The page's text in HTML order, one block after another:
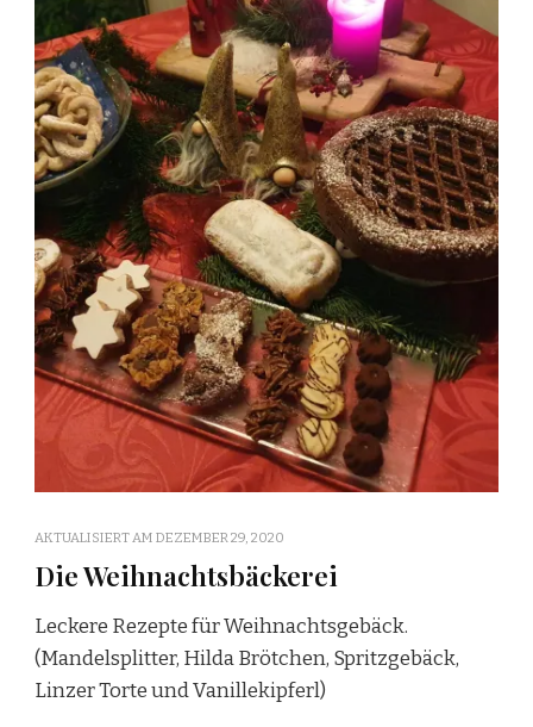
AKTUALISIERT AM DEZEMBER 29, 2020
Die Weihnachtsbäckerei
Leckere Rezepte für Weihnachtsgebäck.
(Mandelsplitter, Hilda Brötchen, Spritzgebäck,
Linzer Torte und Vanillekipferl)